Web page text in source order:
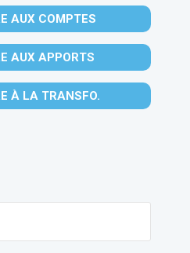
AUX COMPTES
AUX APPORTS
À LA TRANSFO.